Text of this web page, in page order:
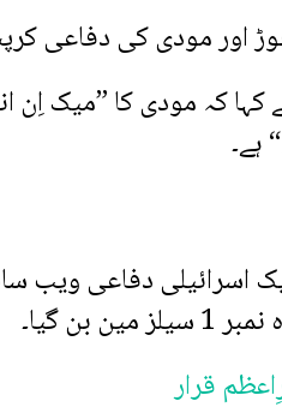
اور مودی کی دفاعی
کہا کہ مودی کا ”میک اِن
ہے۔
اسرائیلی دفاعی ویب
گیا۔
قرار